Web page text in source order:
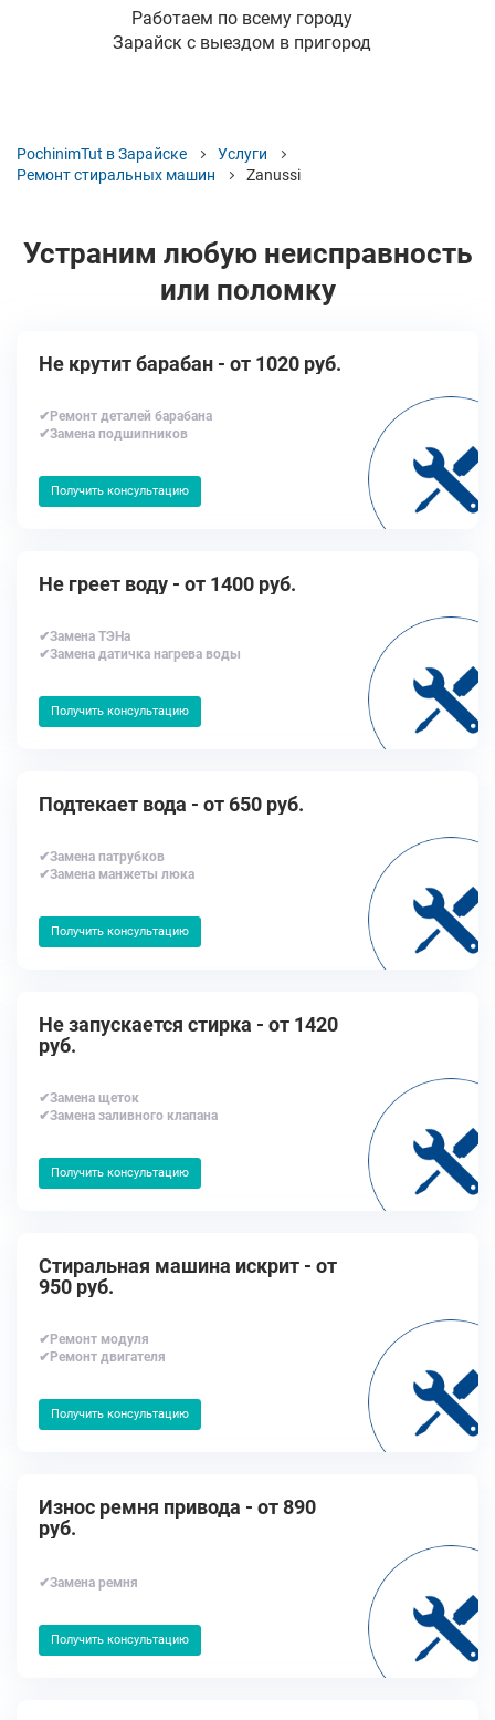
Работаем по всему городу
Зарайск с выездом в пригород
PochinimTut в Зарайске
Услуги
Ремонт стиральных машин
Zanussi
Устраним любую неисправность
или поломку
Не крутит барабан - от 1020 руб.
✔Ремонт деталей барабана
✔Замена подшипников
Получить консультацию
Не греет воду - от 1400 руб.
✔Замена ТЭНа
✔Замена датичка нагрева воды
Получить консультацию
Подтекает вода - от 650 руб.
✔Замена патрубков
✔Замена манжеты люка
Получить консультацию
Не запускается стирка - от 1420
руб.
✔Замена щеток
✔Замена заливного клапана
Получить консультацию
Стиральная машина искрит - от
950 руб.
✔Ремонт модуля
✔Ремонт двигателя
Получить консультацию
Износ ремня привода - от 890
руб.
✔Замена ремня
Получить консультацию